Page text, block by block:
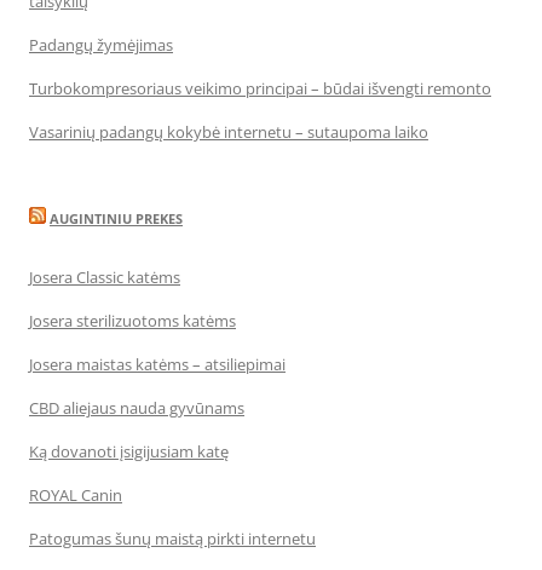
Padangų žymėjimas
Turbokompresoriaus veikimo principai – būdai išvengti remonto
Vasarinių padangų kokybė internetu – sutaupoma laiko
AUGINTINIU PREKES
Josera Classic katėms
Josera sterilizuotoms katėms
Josera maistas katėms – atsiliepimai
CBD aliejaus nauda gyvūnams
Ką dovanoti įsigijusiam katę
ROYAL Canin
Patogumas šunų maistą pirkti internetu